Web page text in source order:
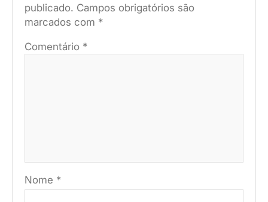
publicado. Campos obrigatórios são
marcados com *
Comentário *
Nome *